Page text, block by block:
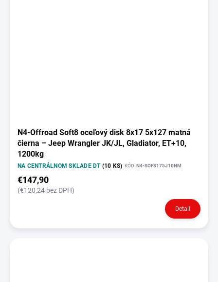
N4-Offroad Soft8 oceľový disk 8x17 5x127 matná
čierna – Jeep Wrangler JK/JL, Gladiator, ET+10,
1200kg
NA CENTRÁLNOM SKLADE DT (10 KS) KÓD:N4-SOF8175J10NM
€147,90
(€120,24 bez DPH)
Detail